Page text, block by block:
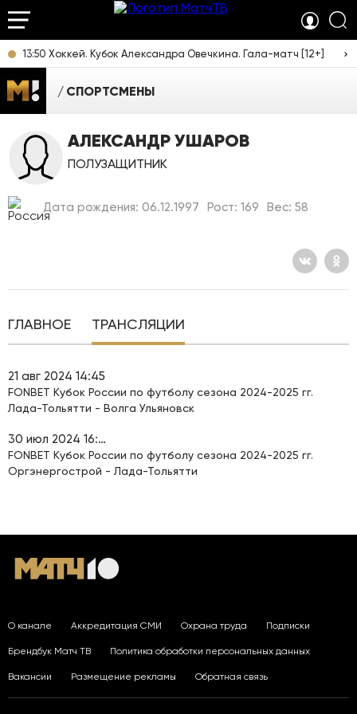
13:50 Хоккей. Кубок Александра Овечкина. Гала-матч [12+]
СПОРТСМЕНЫ
АЛЕКСАНДР УШАРОВ
ПОЛУЗАЩИТНИК
Дата рождения: 06.12.1997 Рост: 169 Вес: 58
ГЛАВНОЕ ТРАНСЛЯЦИИ
21 авг 2024 14:45
FONBET Кубок России по футболу сезона 2024-2025 гг.
Лада-Тольятти - Волга Ульяновск
30 июл 2024 16:45
FONBET Кубок России по футболу сезона 2024-2025 гг.
Оргэнергострой - Лада-Тольятти
О канале Аккредитация СМИ Охрана труда Подписки
Брендбук Матч ТВ Политика обработки персональных данных
Вакансии Размещение рекламы Обратная связь